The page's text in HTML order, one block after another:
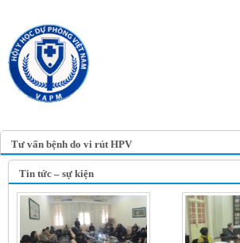
Tư vấn bệnh do vi rút HPV
Tin tức – sự kiện